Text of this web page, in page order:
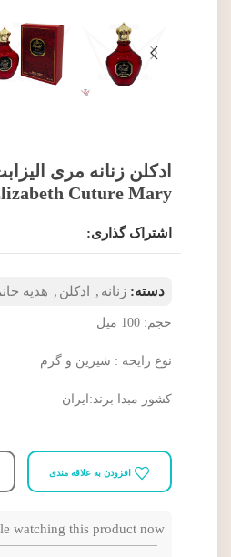
ادکلن زنانه مری
Cuture Mary
اشتراک گذاری:
دسته: زنانه , ادکلن , هدیه
حجم: 100 میل
نوع رایحه : شیرین و گرم
کشور مبدا برند:ایران
افزودن به علاقه مندی
watching this product now!